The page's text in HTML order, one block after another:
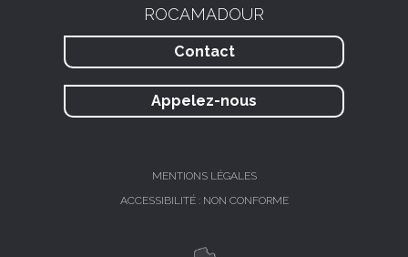
ROCAMADOUR
Contact
Appelez-nous
MENTIONS LÉGALES
ACCESSIBILITÉ : NON CONFORME